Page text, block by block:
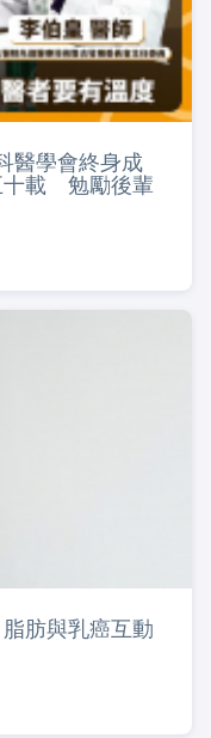
醫學會終身成
十載 勉勵後輩
肪與乳癌互動